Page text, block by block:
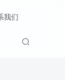
我们